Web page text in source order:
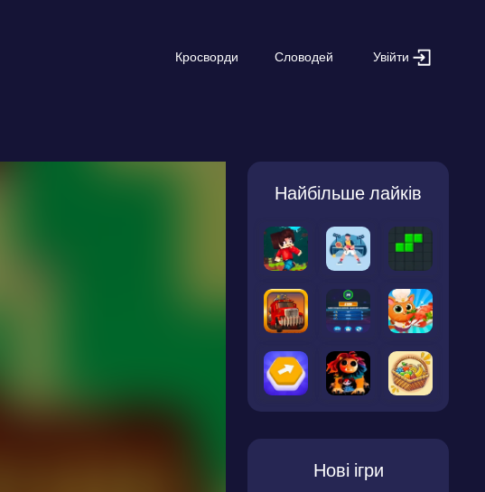
Кросворди Словодей Увійти
Найбільше лайків
Нові ігри